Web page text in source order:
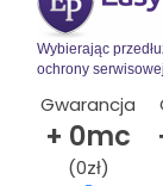
Wybierając
ochrony
Gwarancja
+ 0mc
(0zł)